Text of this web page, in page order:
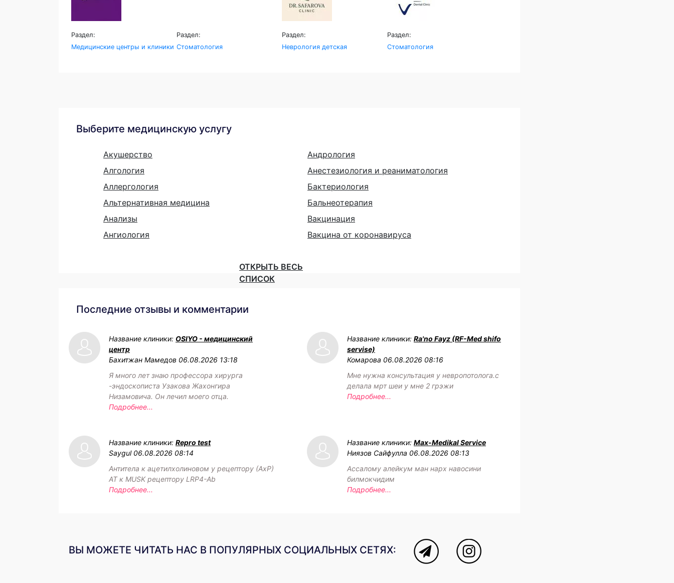
Раздел:
Медицинские центры и клиники
Раздел:
Стоматология
Раздел:
Неврология детская
Раздел:
Стоматология
Выберите медицинскую услугу
Акушерство
Алгология
Аллергология
Альтернативная медицина
Анализы
Ангиология
Андрология
Анестезиология и реаниматология
Бактериология
Бальнеотерапия
Вакцинация
Вакцина от коронавируса
ОТКРЫТЬ ВЕСЬ
СПИСОК
Последние отзывы и комментарии
Название клиники: OSIYO - медицинский
центр
Бахитжан Мамедов 06.08.2026 13:18
Я много лет знаю профессора хирурга
-эндоскописта Узакова Жахонгира
Низамовича. Он лечил моего отца.
Подробнее...
Название клиники: Ra'no Fayz (RF-Med shifo
servise)
Комарова 06.08.2026 08:16
Мне нужна консультация у невропотолога.с
делала мрт шеи у мне 2 грэжи
Подробнее...
Название клиники: Repro test
Saygul 06.08.2026 08:14
Антитела к ацетилхолиновом у рецептору (АхР)
АТ к MUSK рецептору LRP4-Ab
Подробнее...
Название клиники: Max-Medikal Service
Ниязов Сайфулла 06.08.2026 08:13
Ассалому алейкум ман нарх навосини
билмокчидим
Подробнее...
ВЫ МОЖЕТЕ ЧИТАТЬ НАС В ПОПУЛЯРНЫХ СОЦИАЛЬНЫХ СЕТЯХ: